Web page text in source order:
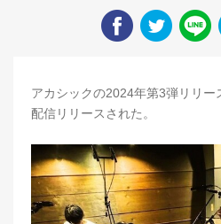
アカシックの2024年第3弾リリー
配信リリースされた。